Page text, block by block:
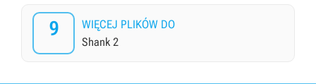
9
WIĘCEJ PLIKÓW DO
Shank 2